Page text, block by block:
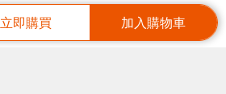
立即購買 加入購物車